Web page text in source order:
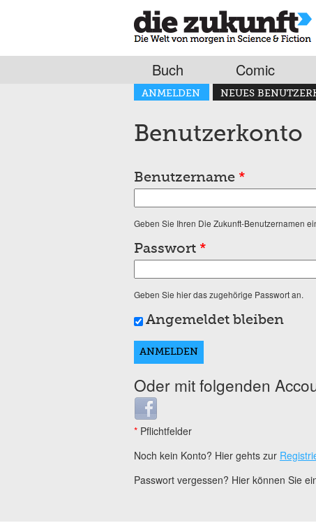
Buch Comic
Haupt-Reiter
ANMELDEN
(AKTIVER REITER)
NEUES
Benutzerkonto
Benutzername *
Geben Sie Ihren Die Zukunft-Benutzernamen
Passwort *
Geben Sie hier das zugehörige Passwort an.
Angemeldet bleiben
Oder mit folgenden
Login with Facebook
* Pflichtfelder
Noch kein Konto? Hier gehts zur
Passwort vergessen? Hier können Sie